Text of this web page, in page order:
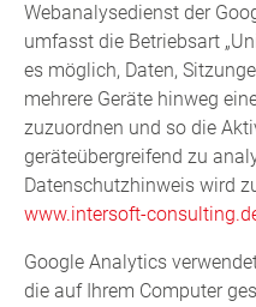
Webanalysedienst der
umfasst die Betriebsart
es möglich, Daten,
mehrere Geräte hinweg
zuzuordnen und so die
geräteübergreifend zu
Datenschutzhinweis wird
www.intersoft-
Google Analytics
die auf Ihrem Computer